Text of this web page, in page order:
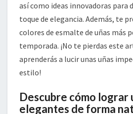
así como ideas innovadoras para
toque de elegancia. Además, te
colores de esmalte de uñas más
temporada. ¡No te pierdas este
aprenderás a lucir unas uñas
estilo!
Descubre cómo lograr
elegantes de forma